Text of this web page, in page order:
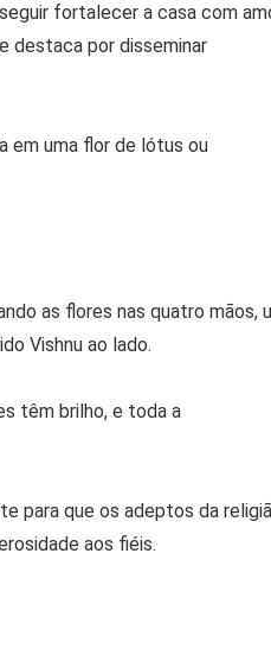
fortalecer a casa com
destaca por disseminar
em uma flor de lótus ou
as flores nas quatro mãos,
Vishnu ao lado.
têm brilho, e toda a
para que os adeptos da
aos fiéis.